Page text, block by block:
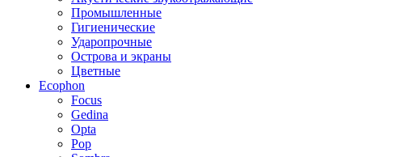
Промышленные
Гигиенические
Ударопрочные
Острова и экраны
Цветные
Ecophon
Focus
Gedina
Opta
Pop